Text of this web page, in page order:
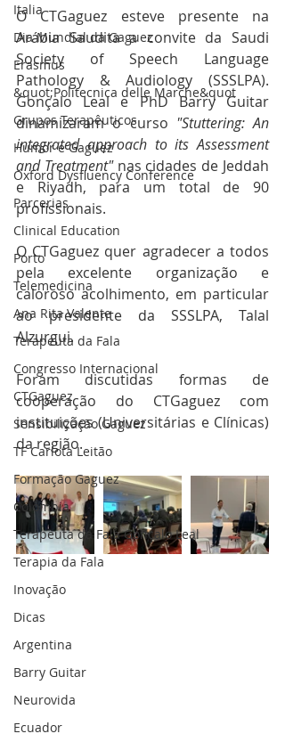
Italia
Dia Mundial da Gaguez
Erasmus
&quot;Politecnica delle Marche&quot
Grupos Terapêuticos
Humor e Gaguez
Oxford Dysfluency Conference
Parcerias
Clinical Education
Porto
Telemedicina
Ana Rita Valente
Terapeuta da Fala
Congresso Internacional
CTGaguez
Sensibilização Gaguez
TF Carlota Leitão
Formação Gaguez
Colômbia
Terapeuta da Fala Gonçalo Leal
Terapia da Fala
Inovação
Dicas
Argentina
Barry Guitar
Neurovida
Ecuador
O CTGaguez esteve presente na
Arábia Saudita a convite da Saudi
Society of Speech Language
Pathology & Audiology (SSSLPA).
Gonçalo Leal e PhD Barry Guitar
dinamizaram o curso "Stuttering: An
integrated approach to its Assessment
and Treatment" nas cidades de Jeddah
e Riyadh, para um total de 90
profissionais.
O CTGaguez quer agradecer a todos
pela excelente organização e
caloroso acolhimento, em particular
ao presidente da SSSLPA, Talal
Alzurgui.
Foram discutidas formas de
cooperação do CTGaguez com
instituições (Universitárias e Clínicas)
da região.